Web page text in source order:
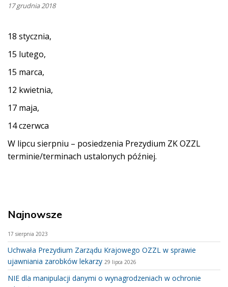
17 grudnia 2018
18 stycznia,
15 lutego,
15 marca,
12 kwietnia,
17 maja,
14 czerwca
W lipcu sierpniu – posiedzenia Prezydium ZK OZZL
terminie/terminach ustalonych później.
Najnowsze
17 sierpnia 2023
Uchwała Prezydium Zarządu Krajowego OZZL w sprawie
ujawniania zarobków lekarzy 29 lipca 2026
NIE dla manipulacji danymi o wynagrodzeniach w ochronie